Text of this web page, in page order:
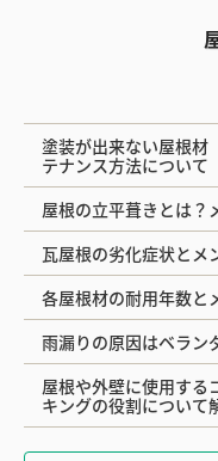
塗装が出来ない屋根材
テナンス方法について
屋根の立平葺きとは？
瓦屋根の劣化症状とメ
各屋根材の耐用年数と
雨漏りの原因はベラン
屋根や外壁に使用する
キングの役割について